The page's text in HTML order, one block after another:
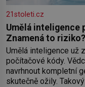
21stoleti.cz
Umělá inteligence
Znamená to riziko?
Umělá inteligence už
počítačové kódy.
navrhnout kompletní
skutečně ožily.